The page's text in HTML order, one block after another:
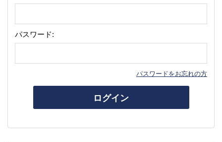
パスワード:
パスワードをお忘れの方
ログイン